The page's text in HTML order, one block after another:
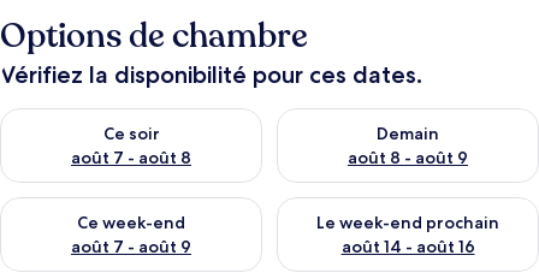
Options de chambre
Vérifiez la disponibilité pour ces dates.
Ce soir
août 7 - août 8
Vérifier la disponibilité pour ce soir août 7 - août 8
Demain
août 8 - août 9
Vérifier la disponibilité pour
Ce week-end
août 7 - août 9
Vérifier la disponibilité pour ce week-end août 7 - août 9
Le week-end prochain
août 14 - août 16
Vérifier la disponibilité pour